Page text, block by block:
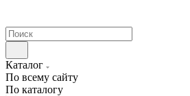
Каталог
По всему сайту
По каталогу